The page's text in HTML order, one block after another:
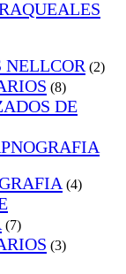
NELLCOR (2)
(8)
DE
(4)
(7)
(3)